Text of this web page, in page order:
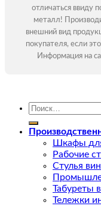
отличаться ввиду
металл!
внешний вид
покупателя, если
Информация на
Искать:
Шкафы
Рабочие
Стулья
Табуреты
Тележки